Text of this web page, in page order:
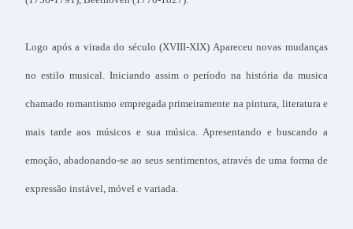
Logo após a virada do século (XVIII-XIX) Apareceu novas mudanças
no estilo musical. Iniciando assim o período na história da musica
chamado romantismo empregada primeiramente na pintura, literatura e
mais tarde aos músicos e sua música. Apresentando e buscando a
emoção, abadonando-se ao seus sentimentos, através de uma forma de
expressão instável, móvel e variada.